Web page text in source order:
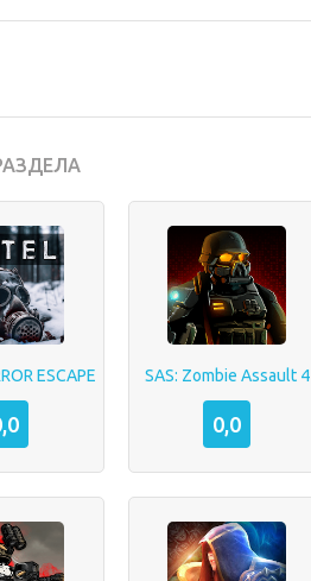
ESCAPE SAS: Zombie Assault 4
0,0